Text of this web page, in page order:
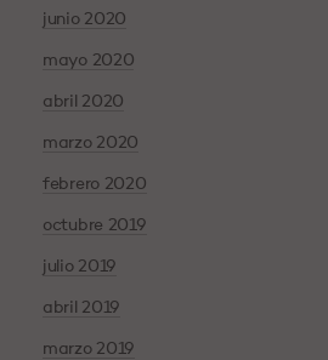
junio 2020
mayo 2020
abril 2020
marzo 2020
febrero 2020
octubre 2019
julio 2019
abril 2019
marzo 2019